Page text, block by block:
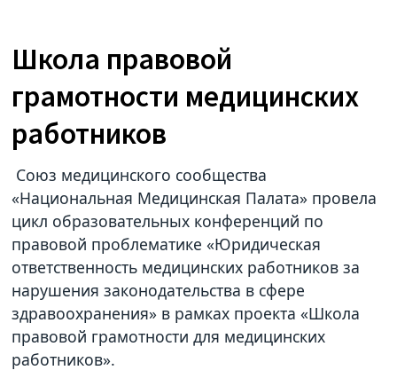
Школа правовой
грамотности медицинских
работников
Союз медицинского сообщества
«Национальная Медицинская Палата» провела
цикл образовательных конференций по
правовой проблематике «Юридическая
ответственность медицинских работников за
нарушения законодательства в сфере
здравоохранения» в рамках проекта «Школа
правовой грамотности для медицинских
работников».